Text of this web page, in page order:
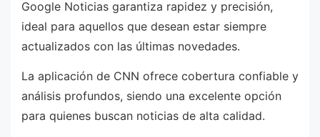
Google Noticias garantiza rapidez y precisión,
ideal para aquellos que desean estar siempre
actualizados con las últimas novedades.
La aplicación de CNN ofrece cobertura confiable y
análisis profundos, siendo una excelente opción
para quienes buscan noticias de alta calidad.